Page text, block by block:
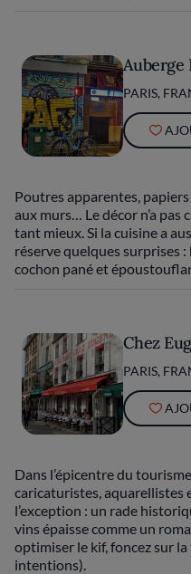
Auberge
PARIS,
Poutres apparentes,
aux murs… Le décor n’a pas
tant mieux. Si la cuisine a
réserve quelques surprises
cochon pané et
Chez
PARIS,
Dans l’épicentre du
caricaturistes,
l’exception : un rade
vins épaisse comme un
optimiser le kif, foncez sur
intentions).